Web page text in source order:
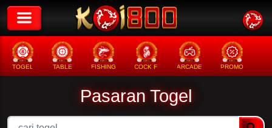
TOGEL TABLE FISHING COCK F. ARCADE PROMO
Pasaran Togel